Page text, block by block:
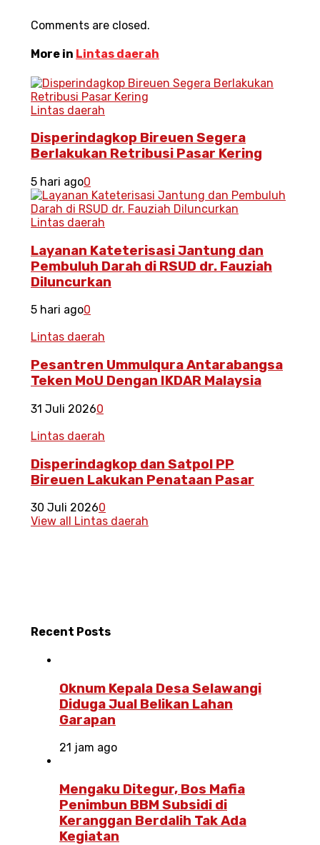
Comments are closed.
More in Lintas daerah
Lintas daerah
Disperindagkop Bireuen Segera
Berlakukan Retribusi Pasar Kering
5 hari ago0
Lintas daerah
Layanan Kateterisasi Jantung dan
Pembuluh Darah di RSUD dr. Fauziah
Diluncurkan
5 hari ago0
Lintas daerah
Pesantren Ummulqura Antarabangsa
Teken MoU Dengan IKDAR Malaysia
31 Juli 20260
Lintas daerah
Disperindagkop dan Satpol PP
Bireuen Lakukan Penataan Pasar
30 Juli 20260
View all Lintas daerah
Recent Posts
Oknum Kepala Desa Selawangi
Diduga Jual Belikan Lahan
Garapan
21 jam ago
Mengaku Ditegur, Bos Mafia
Penimbun BBM Subsidi di
Keranggan Berdalih Tak Ada
Kegiatan